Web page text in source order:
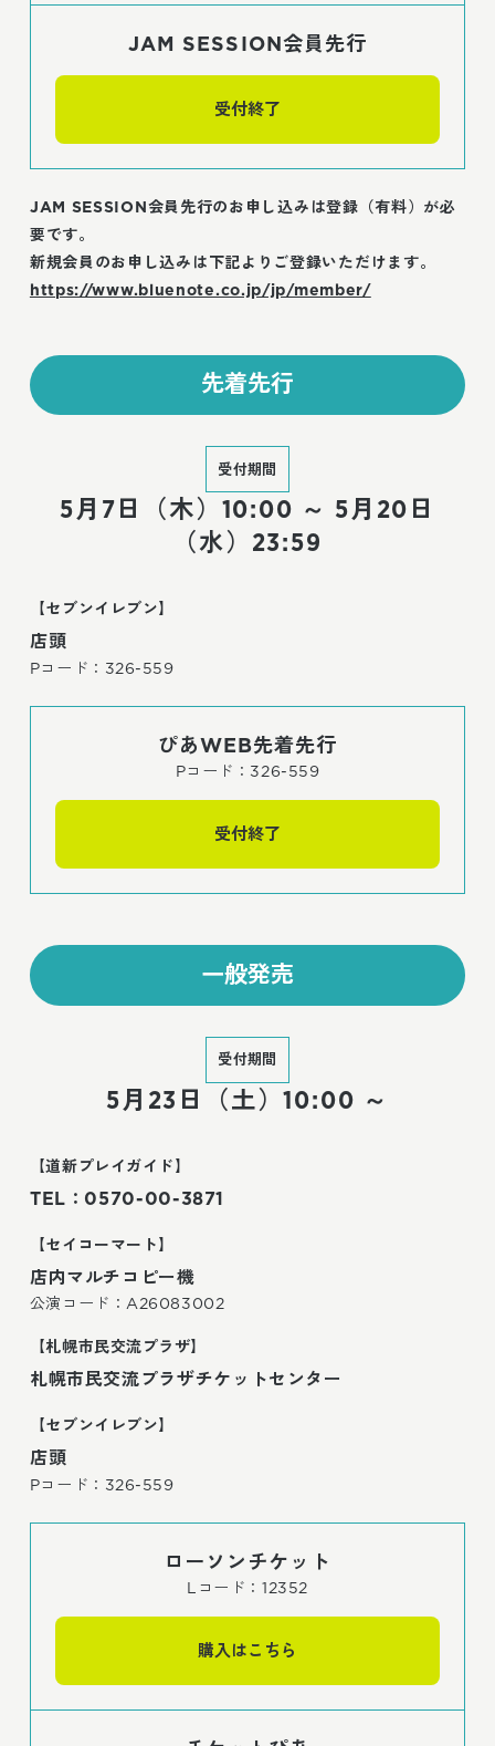
JAM SESSION会員先行
受付終了
JAM SESSION会員先行のお申し込みは登録（有料）が必
要です。
新規会員のお申し込みは下記よりご登録いただけます。
https://www.bluenote.co.jp/jp/member/
先着先行
受付期間
5月7日（木）10:00 ～ 5月20日
（水）23:59
【セブンイレブン】
店頭
Pコード：326-559
ぴあWEB先着先行
Pコード：326-559
受付終了
一般発売
受付期間
5月23日（土）10:00 ～
【道新プレイガイド】
TEL：0570-00-3871
【セイコーマート】
店内マルチコピー機
公演コード：A26083002
【札幌市民交流プラザ】
札幌市民交流プラザチケットセンター
【セブンイレブン】
店頭
Pコード：326-559
ローソンチケット
Lコード：12352
購入はこちら